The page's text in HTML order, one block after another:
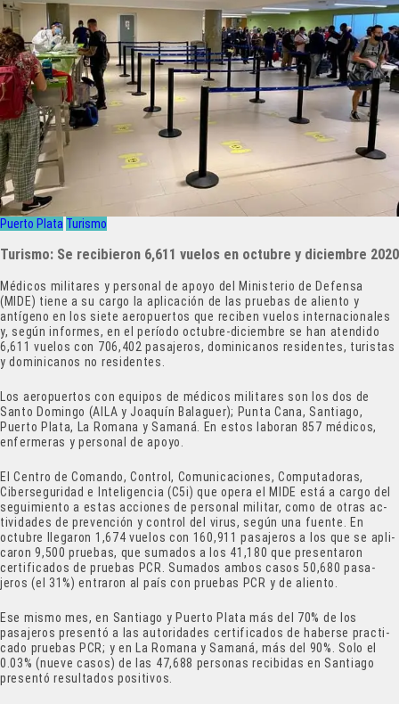
Puerto Plata Turismo
Turismo: Se recibieron 6,611 vuelos en octubre y diciembre 2020
Médicos militares y perso­nal de apoyo del Ministerio de Defensa
(MIDE) tiene a su cargo la aplicación de las pruebas de aliento y
antíge­no en los siete aeropuertos que reciben vuelos interna­cionales
y, según informes, en el período octubre-di­ciembre se han atendido
6,611 vuelos con 706,402 pasajeros, dominicanos re­sidentes, turistas
y domini­canos no residentes.
Los aeropuertos con equi­pos de médicos militares son los dos de
Santo Do­mingo (AILA y Joaquín Ba­laguer); Punta Cana, San­tiago,
Puerto Plata, La Romana y Samaná. En es­tos laboran 857 médicos,
enfermeras y personal de apoyo.
El Centro de Comando, Control, Comunicaciones, Computadoras,
Cibersegu­ridad e Inteligencia (C5i) que opera el MIDE está a cargo del
seguimiento a es­tas acciones de personal militar, como de otras ac­
tividades de prevención y control del virus, según una fuente. En
octubre llegaron 1,674 vuelos con 160,911 pasajeros a los que se apli­
caron 9,500 pruebas, que sumados a los 41,180 que presentaron
certificados de pruebas PCR. Sumados ambos casos 50,680 pasa­
jeros (el 31%) entraron al país con pruebas PCR y de aliento.
Ese mismo mes, en San­tiago y Puerto Plata más del 70% de los
pasajeros pre­sentó a las autoridades cer­tificados de haberse practi­
cado pruebas PCR; y en La Romana y Samaná, más del 90%. Solo el
0.03% (nue­ve casos) de las 47,688 per­sonas recibidas en Santiago
presentó resultados positi­vos.